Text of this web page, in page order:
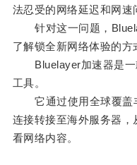
法忍受的网络延迟和网速
针对这一问题，
了解锁全新网络体验的方
Bluelayer加速器是一
工具。
它通过使用全球覆盖
连接转接至海外服务器
看网络内容。